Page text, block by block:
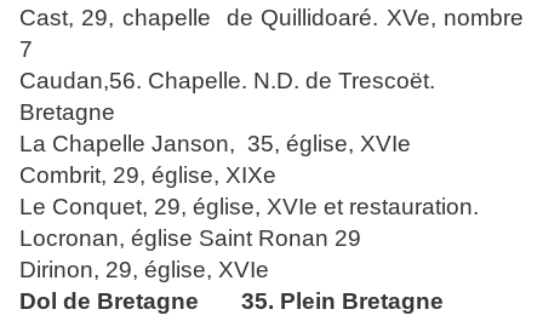
Cast, 29, chapelle
de Quillidoaré. XVe, nombre
7
Caudan,56. Chapelle. N.D. de Trescoët.
Bretagne
La Chapelle Janson, 35, église, XVIe
Combrit, 29, église, XIXe
Le Conquet, 29, église, XVIe et restauration.
Locronan, église Saint Ronan 29
Dirinon, 29, église, XVIe
Dol de Bretagne
35. Plein Bretagne